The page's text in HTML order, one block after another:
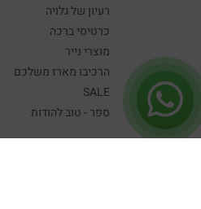
רעיון של גלויה
כרטיסי ברכה
מוצרי נייר
הרכיבו מארז משלכם
SALE
ספר - טוב להודות